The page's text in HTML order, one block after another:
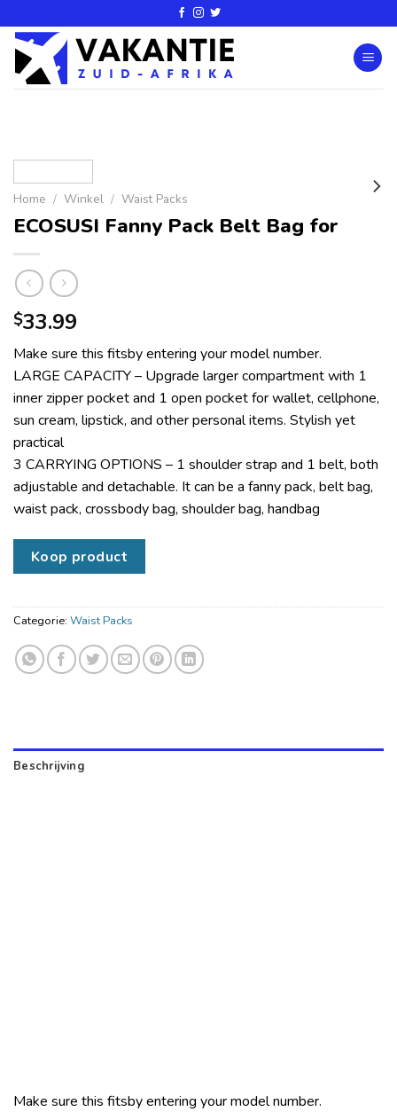
Home / Winkel / Waist Packs
ECOSUSI Fanny Pack Belt Bag for
$33.99
Make sure this fitsby entering your model number.
LARGE CAPACITY – Upgrade larger compartment with 1
inner zipper pocket and 1 open pocket for wallet, cellphone,
sun cream, lipstick, and other personal items. Stylish yet
practical
3 CARRYING OPTIONS – 1 shoulder strap and 1 belt, both
adjustable and detachable. It can be a fanny pack, belt bag,
waist pack, crossbody bag, shoulder bag, handbag
Koop product
Categorie: Waist Packs
Beschrijving
Make sure this fitsby entering your model number.